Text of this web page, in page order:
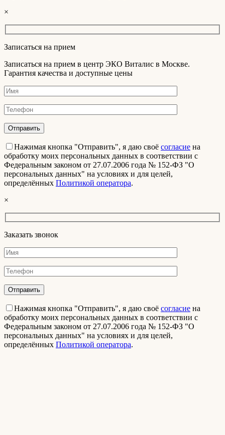
×
Записаться на прием
Записаться на прием в центр ЭКО Виталис в Москве.
Гарантия качества и доступные цены
Нажимая кнопка "Отправить", я даю своё согласие на
обработку моих персональных данных в соответствии с
Федеральным законом от 27.07.2006 года № 152-ФЗ "О
персональных данных" на условиях и для целей,
определённых Политикой оператора.
×
Заказать звонок
Нажимая кнопка "Отправить", я даю своё согласие на
обработку моих персональных данных в соответствии с
Федеральным законом от 27.07.2006 года № 152-ФЗ "О
персональных данных" на условиях и для целей,
определённых Политикой оператора.